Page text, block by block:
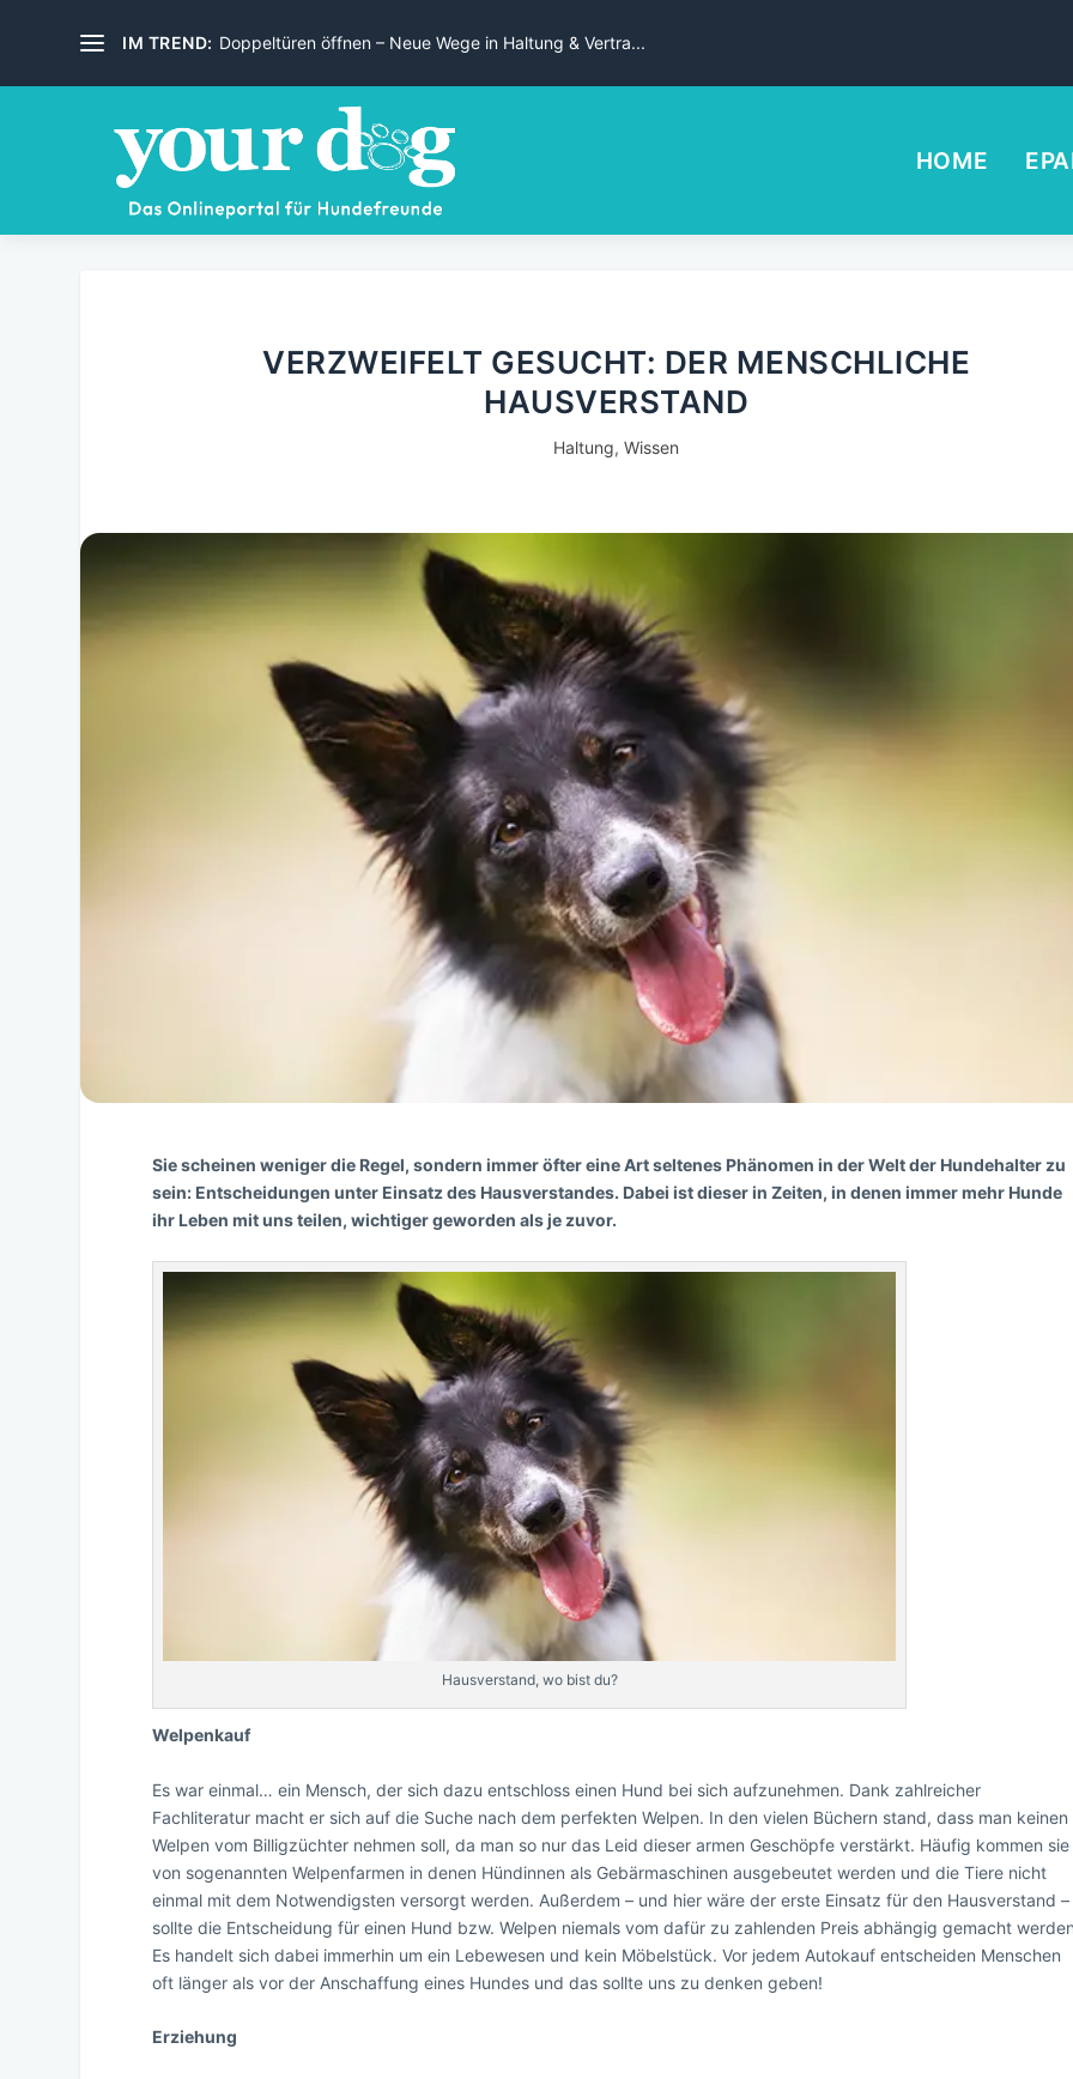
IM TREND: Doppeltüren öffnen – Neue Wege in Haltung & Vertra...
HOME
VERZWEIFELT GESUCHT: DER MENSCHLICHE
HAUSVERSTAND
Haltung,Wissen
Sie scheinen weniger die Regel, sondern immer öfter eine Art seltenes Phänomen in der Welt der Hundehalter zu
sein: Entscheidungen unter Einsatz des Hausverstandes. Dabei ist dieser in Zeiten, in denen immer mehr Hunde
ihr Leben mit uns teilen, wichtiger geworden als je zuvor.
Hausverstand, wo bist du?
Welpenkauf
Es war einmal… ein Mensch, der sich dazu entschloss einen Hund bei sich aufzunehmen. Dank zahlreicher
Fachliteratur macht er sich auf die Suche nach dem perfekten Welpen. In den vielen Büchern stand, dass man keinen
Welpen vom Billigzüchter nehmen soll, da man so nur das Leid dieser armen Geschöpfe verstärkt. Häufig kommen sie
von sogenannten Welpenfarmen in denen Hündinnen als Gebärmaschinen ausgebeutet werden und die Tiere nicht
einmal mit dem Notwendigsten versorgt werden. Außerdem – und hier wäre der erste Einsatz für den Hausverstand –
sollte die Entscheidung für einen Hund bzw. Welpen niemals vom dafür zu zahlenden Preis abhängig gemacht
Es handelt sich dabei immerhin um ein Lebewesen und kein Möbelstück. Vor jedem Autokauf entscheiden Menschen
oft länger als vor der Anschaffung eines Hundes und das sollte uns zu denken geben!
Erziehung